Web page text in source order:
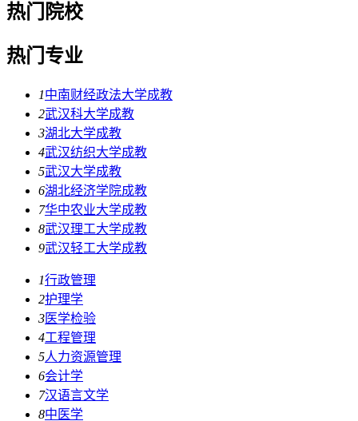
热门院校
热门专业
1中南财经政法大学成教
2武汉科大学成教
3湖北大学成教
4武汉纺织大学成教
5武汉大学成教
6湖北经济学院成教
7华中农业大学成教
8武汉理工大学成教
9武汉轻工大学成教
1行政管理
2护理学
3医学检验
4工程管理
5人力资源管理
6会计学
7汉语言文学
8中医学